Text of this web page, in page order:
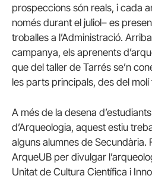
prospeccions són reals, i cada
només durant el juliol– es
troballes a l’Administració.
campanya, els aprenents
que del taller de Tarrés se’n
les parts principals, des del molí
A més de la desena
d’Arqueologia, aquest estiu
alguns alumnes de Secundària.
ArqueUB per divulgar
Unitat de Cultura Científica i